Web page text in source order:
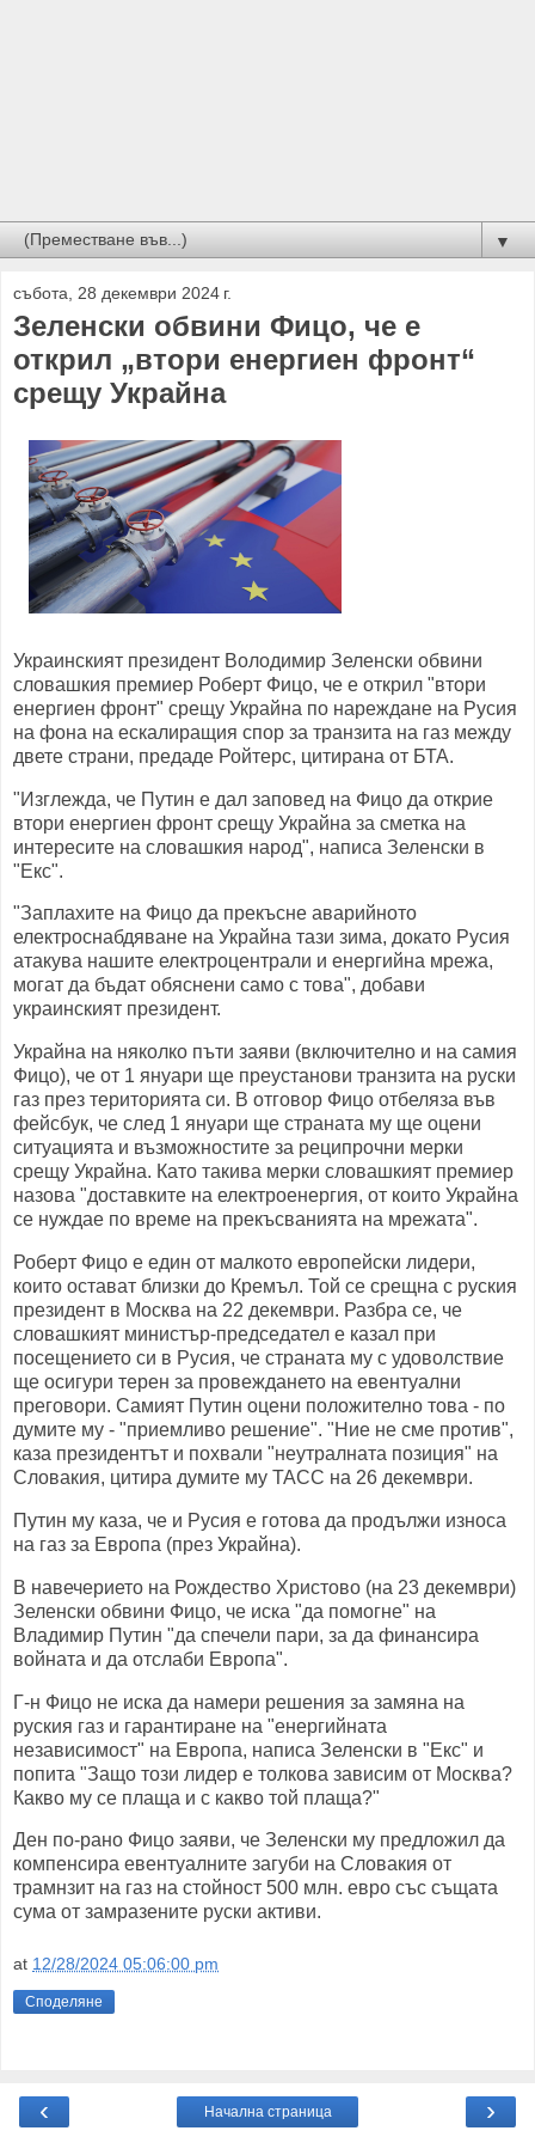
▼
събота, 28 декември 2024 г.
Зеленски обвини Фицо, че е
открил „втори енергиен фронт“
срещу Украйна
Украинският президент Володимир Зеленски обвини
словашкия премиер Роберт Фицо, че е открил "втори
енергиен фронт" срещу Украйна по нареждане на Русия
на фона на ескалиращия спор за транзита на газ между
двете страни, предаде Ройтерс, цитирана от БТА.
"Изглежда, че Путин е дал заповед на Фицо да открие
втори енергиен фронт срещу Украйна за сметка на
интересите на словашкия народ", написа Зеленски в
"Екс".
"Заплахите на Фицо да прекъсне аварийното
електроснабдяване на Украйна тази зима, докато Русия
атакува нашите електроцентрали и енергийна мрежа,
могат да бъдат обяснени само с това", добави
украинският президент.
Украйна на няколко пъти заяви (включително и на самия
Фицо), че от 1 януари ще преустанови транзита на руски
газ през територията си. В отговор Фицо отбеляза във
фейсбук, че след 1 януари ще страната му ще оцени
ситуацията и възможностите за реципрочни мерки
срещу Украйна. Като такива мерки словашкият премиер
назова "доставките на електроенергия, от които Украйна
се нуждае по време на прекъсванията на мрежата".
Роберт Фицо е един от малкото европейски лидери,
които остават близки до Кремъл. Той се срещна с руския
президент в Москва на 22 декември. Разбра се, че
словашкият министър-председател е казал при
посещението си в Русия, че страната му с удоволствие
ще осигури терен за провеждането на евентуални
преговори. Самият Путин оцени положително това - по
думите му - "приемливо решение". "Ние не сме против",
каза президентът и похвали "неутралната позиция" на
Словакия, цитира думите му ТАСС на 26 декември.
Путин му каза, че и Русия е готова да продължи износа
на газ за Европа (през Украйна).
В навечерието на Рождество Христово (на 23 декември)
Зеленски обвини Фицо, че иска "да помогне" на
Владимир Путин "да спечели пари, за да финансира
войната и да отслаби Европа".
Г-н Фицо не иска да намери решения за замяна на
руския газ и гарантиране на "енергийната
независимост" на Европа, написа Зеленски в "Екс" и
попита "Защо този лидер е толкова зависим от Москва?
Какво му се плаща и с какво той плаща?"
Ден по-рано Фицо заяви, че Зеленски му предложил да
компенсира евентуалните загуби на Словакия от
трамнзит на газ на стойност 500 млн. евро със същата
сума от замразените руски активи.
at 12/28/2024 05:06:00 pm
Споделяне
‹ ›
Начална страница